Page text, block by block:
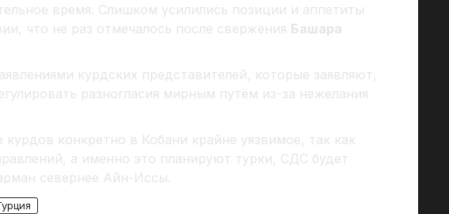
время. Слишком усилились позиции и аппетиты
что не раз отмечалось после свержения Башара
курдских представителей, которые заявляют,
разногласия мирным путём из-за нежелания
конкретно в Кобани крайне уязвимое, так как
а именно это планируют турки, СДС будет
севернее Айн-Иссы.